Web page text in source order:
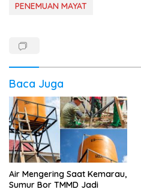
PENEMUAN MAYAT
Baca Juga
Air Mengering Saat Kemarau,
Sumur Bor TMMD Jadi